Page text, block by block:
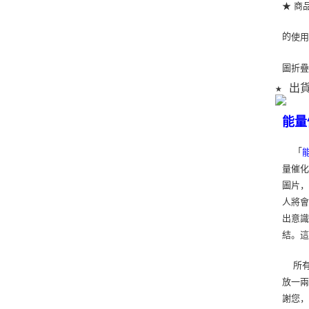
★ 商
的使
圖折
★ 出
能
「
量催
圖片
人將
出意
結。
所有
放一
謝您